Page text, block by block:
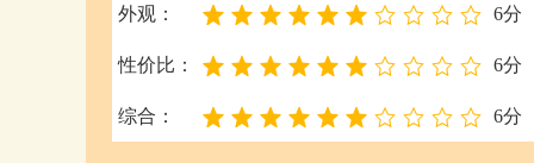
外观： 6分
性价比： 6分
综合： 6分